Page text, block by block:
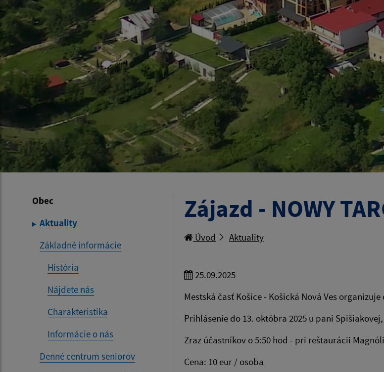
Obec
Aktuality
Základné informácie
História
Nájdete nás
Charakteristika
Informácie o nás
Denné centrum seniorov
Zájazd - NOWY
Úvod Aktuality
25.09.2025
Mestská časť Košice - Košická Nová Ves
Prihlásenie do 13. októbra 2025 u pani Spišiakovej,
Zraz účastníkov o 5:50 hod - pri reštaurácii
Cena: 10 eur / osoba